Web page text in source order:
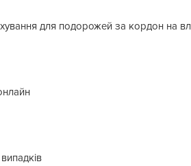
для подорожей за кордон на